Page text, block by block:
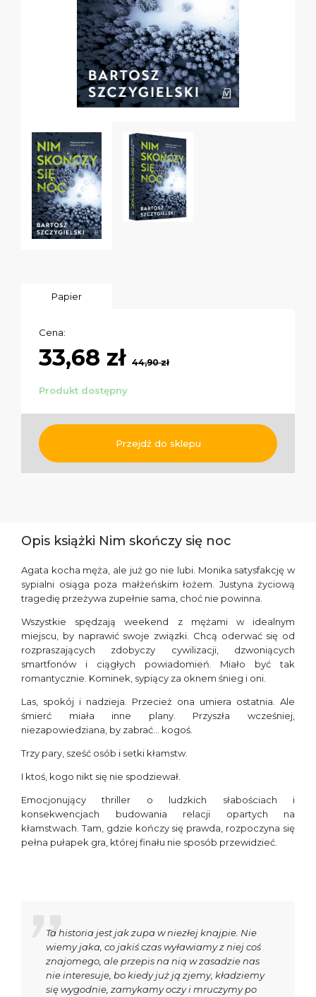
Papier
Cena:
33,68 zł 44,90 zł
Produkt dostępny
Przejdź do sklepu
Opis książki Nim skończy się noc
Agata kocha męża, ale już go nie lubi. Monika satysfakcję w
sypialni osiąga poza małżeńskim łożem. Justyna życiową
tragedię przeżywa zupełnie sama, choć nie powinna.
Wszystkie spędzają weekend z mężami w idealnym
miejscu, by naprawić swoje związki. Chcą oderwać się od
rozpraszających zdobyczy cywilizacji, dzwoniących
smartfonów i ciągłych powiadomień. Miało być tak
romantycznie. Kominek, sypiący za oknem śnieg i oni.
Las, spokój i nadzieja. Przecież ona umiera ostatnia. Ale
śmierć miała inne plany. Przyszła wcześniej,
niezapowiedziana, by zabrać… kogoś.
Trzy pary, sześć osób i setki kłamstw.
I ktoś, kogo nikt się nie spodziewał.
Emocjonujący thriller o ludzkich słabościach i
konsekwencjach budowania relacji opartych na
kłamstwach. Tam, gdzie kończy się prawda, rozpoczyna się
pełna pułapek gra, której finału nie sposób przewidzieć.
Ta historia jest jak zupa w niezłej knajpie. Nie
wiemy jaka, co jakiś czas wyławiamy z niej coś
znajomego, ale przepis na nią w zasadzie nas
nie interesuje, bo kiedy już ją zjemy, kładziemy
się wygodnie, zamykamy oczy i mruczymy po